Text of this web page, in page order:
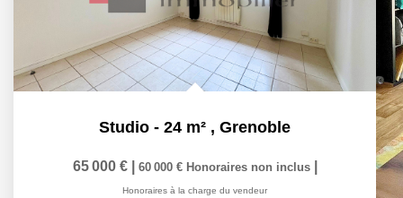
Studio - 24 m² , Grenoble
65 000 € 60 000 € Honoraires non inclus
Honoraires à la charge du vendeur